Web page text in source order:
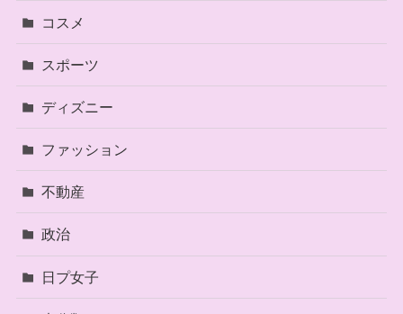
コスメ
スポーツ
ディズニー
ファッション
不動産
政治
日プ女子